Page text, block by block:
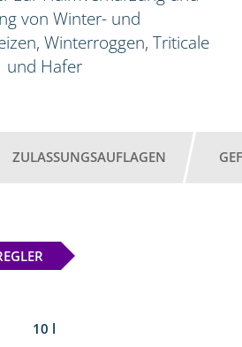
von Winter- und
Winterroggen, Triticale
und Hafer
ZULASSUNGSAUFLAGEN
10 l